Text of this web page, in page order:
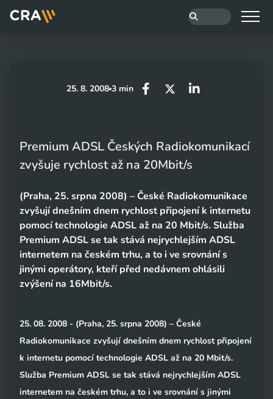
25. 8. 2008 3 min
Premium ADSL Českých Radiokomunikací
zvyšuje rychlost až na 20Mbit/s
(Praha, 25. srpna 2008) – České Radiokomunikace
zvyšují dnešním dnem rychlost připojení k internetu
pomocí technologie ADSL až na 20 Mbit/s. Služba
Premium ADSL se tak stává nejrychlejším ADSL
internetem na českém trhu, a to i ve srovnání s
jinými operátory, kteří před nedávnem ohlásili
zvýšení na 16Mbit/s.
25. 08. 2008 - (Praha, 25. srpna 2008) – České
Radiokomunikace zvyšují dnešním dnem rychlost připojení
k internetu pomocí technologie ADSL až na 20 Mbit/s.
Služba Premium ADSL se tak stává nejrychlejším ADSL
internetem na českém trhu, a to i ve srovnání s jinými